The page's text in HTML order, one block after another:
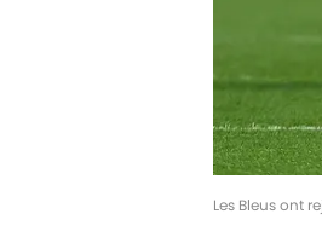
Les Bleus ont